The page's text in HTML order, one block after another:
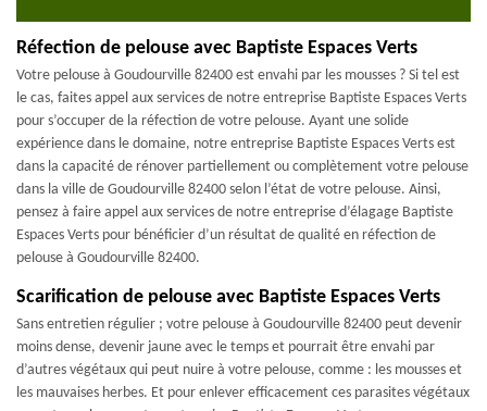
Réfection de pelouse avec Baptiste Espaces Verts
Votre pelouse à Goudourville 82400 est envahi par les mousses ? Si tel est
le cas, faites appel aux services de notre entreprise Baptiste Espaces Verts
pour s’occuper de la réfection de votre pelouse. Ayant une solide
expérience dans le domaine, notre entreprise Baptiste Espaces Verts est
dans la capacité de rénover partiellement ou complètement votre pelouse
dans la ville de Goudourville 82400 selon l’état de votre pelouse. Ainsi,
pensez à faire appel aux services de notre entreprise d’élagage Baptiste
Espaces Verts pour bénéficier d’un résultat de qualité en réfection de
pelouse à Goudourville 82400.
Scarification de pelouse avec Baptiste Espaces Verts
Sans entretien régulier ; votre pelouse à Goudourville 82400 peut devenir
moins dense, devenir jaune avec le temps et pourrait être envahi par
d’autres végétaux qui peut nuire à votre pelouse, comme : les mousses et
les mauvaises herbes. Et pour enlever efficacement ces parasites végétaux